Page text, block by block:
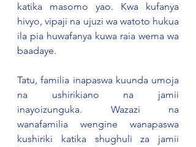
katika masomo yao. Kwa kufanya
hivyo, vipaji na ujuzi wa watoto hukua
ila pia huwafanya kuwa raia wema wa
baadaye.
Tatu, familia inapaswa kuunda umoja
na ushirikiano na jamii
inayoizunguka. Wazazi na
wanafamilia wengine wanapaswa
kushiriki katika shughuli za jamii